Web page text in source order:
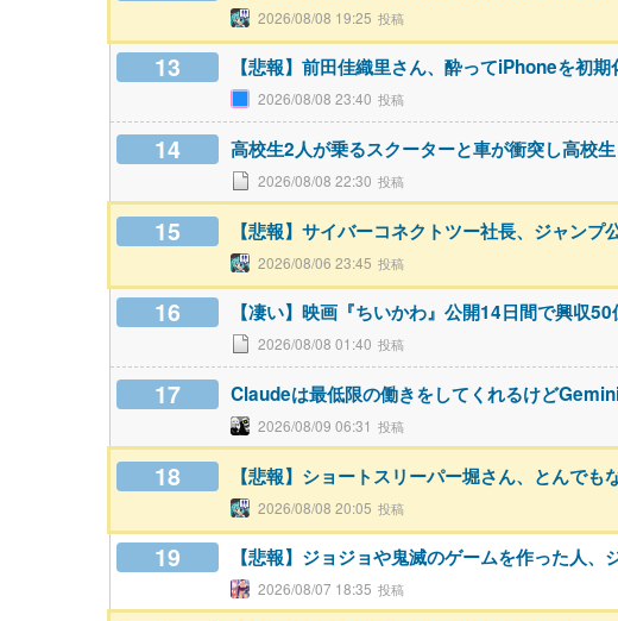
2026/08/08 19:25
13 【悲報】前田佳織里さん、酔ってiPhoneを初
2026/08/08 23:40
14 高校生2人が乗るスクーターと車が衝突し高校
2026/08/08 22:30
15 【悲報】サイバーコネクトツー社長、ジャンプ
2026/08/06 23:45
16 【凄い】映画『ちいかわ』公開14日間で興収50
2026/08/08 01:40
17 Claudeは最低限の働きをしてくれるけど
2026/08/09 06:31
18 【悲報】ショートスリーパー堀さん、とんで
2026/08/08 20:05
19 【悲報】ジョジョや鬼滅のゲームを作った人
2026/08/07 18:35